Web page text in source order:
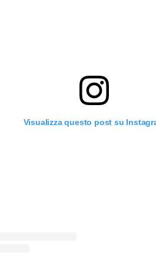
Visualizza questo post su